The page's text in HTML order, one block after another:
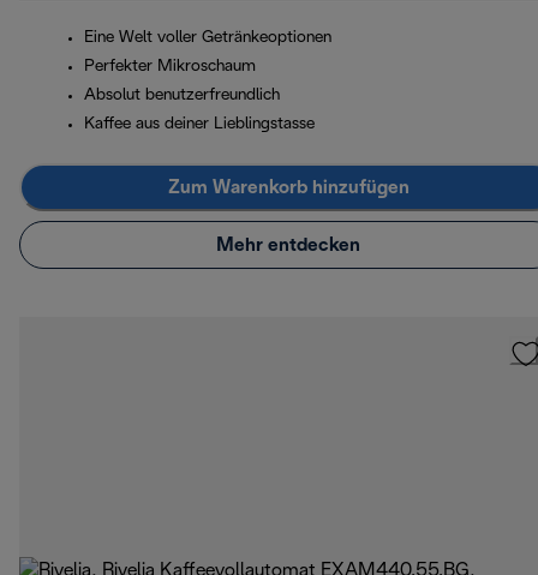
Eine Welt voller Getränkeoptionen
Perfekter Mikroschaum
Absolut benutzerfreundlich
Kaffee aus deiner Lieblingstasse
Zum Warenkorb hinzufügen
Mehr entdecken